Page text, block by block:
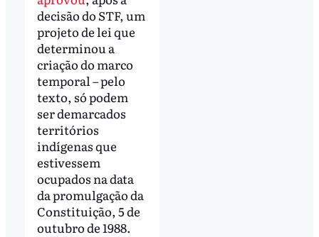
decisão do STF, um
projeto de lei que
determinou a
criação do marco
temporal – pelo
texto, só podem
ser demarcados
territórios
indígenas que
estivessem
ocupados na data
da promulgação da
Constituição, 5 de
outubro de 1988.